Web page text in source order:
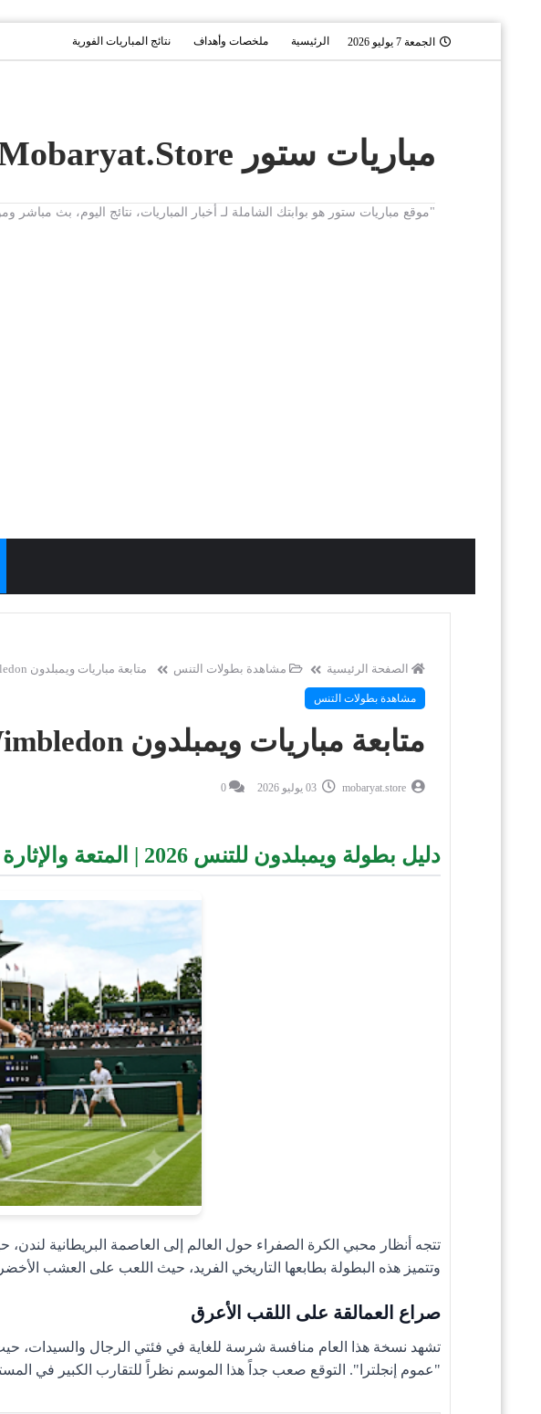
الجمعة 7 يوليو 2026 الرئيسية ملخصات وأهداف نتائج المباريات الفورية
مباريات ستور Mobaryat.Store
"موقع مباريات ستور هو بوابتك الشاملة لـ أخبار المباريات، نتائج اليوم، بث
الصفحة الرئيسية مشاهدة بطولات التنس متابعة مباريات ويمبلدون Tennis Wimbledon
مشاهدة بطولات التنس
متابعة مباريات ويمبلدون Tennis Wimbledon
mobaryat.store 03 يوليو 2026 0
دليل بطولة ويمبلدون للتنس 2026 | المتعة والإثارة على الملاعب العشبية
تتجه أنظار محبي الكرة الصفراء حول العالم إلى العاصمة البريطانية
وتتميز هذه البطولة بطابعها التاريخي الفريد، حيث اللعب على العشب
صراع العمالقة على اللقب الأعرق
تشهد نسخة هذا العام منافسة شرسة للغاية في فئتي الرجال والسيدات،
"عموم إنجلترا". التوقع صعب جداً هذا الموسم نظراً للتقارب الكبير في